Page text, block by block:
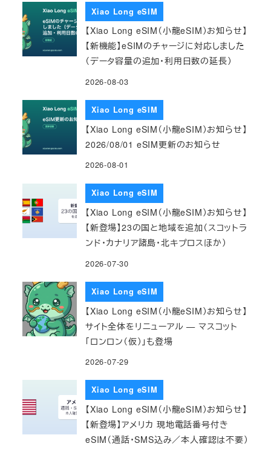
Xiao Long eSIM
【Xiao Long eSIM（小龍eSIM）お知らせ】
【新機能】eSIMのチャージに対応しました
（データ容量の追加・利用日数の延長）
2026-08-03
Xiao Long eSIM
【Xiao Long eSIM（小龍eSIM）お知らせ】
2026/08/01 eSIM更新のお知らせ
2026-08-01
Xiao Long eSIM
【Xiao Long eSIM（小龍eSIM）お知らせ】
【新登場】23の国と地域を追加（スコットラ
ンド・カナリア諸島・北キプロスほか）
2026-07-30
Xiao Long eSIM
【Xiao Long eSIM（小龍eSIM）お知らせ】
サイト全体をリニューアル — マスコット
「ロンロン（仮）」も登場
2026-07-29
Xiao Long eSIM
【Xiao Long eSIM（小龍eSIM）お知らせ】
【新登場】アメリカ 現地電話番号付き
eSIM（通話・SMS込み／本人確認は不要）